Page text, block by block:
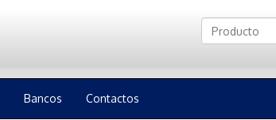
Bancos Contactos